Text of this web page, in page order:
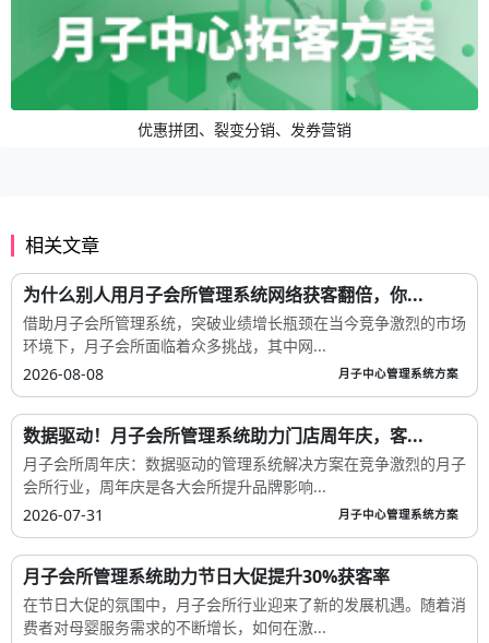
优惠拼团、裂变分销、发券营销
相关文章
为什么别人用月子会所管理系统网络获客翻倍，你...
借助月子会所管理系统，突破业绩增长瓶颈在当今竞争激烈的市场
环境下，月子会所面临着众多挑战，其中网...
2026-08-08
月子中心管理系统方案
数据驱动！月子会所管理系统助力门店周年庆，客...
月子会所周年庆：数据驱动的管理系统解决方案在竞争激烈的月子
会所行业，周年庆是各大会所提升品牌影响...
2026-07-31
月子中心管理系统方案
月子会所管理系统助力节日大促提升30%获客率
在节日大促的氛围中，月子会所行业迎来了新的发展机遇。随着消
费者对母婴服务需求的不断增长，如何在激...